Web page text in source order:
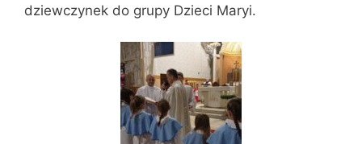
dziewczynek do grupy Dzieci Maryi.